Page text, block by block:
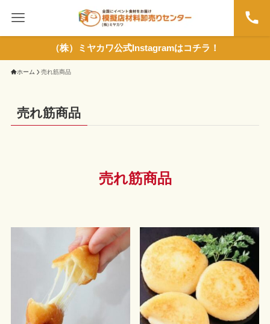
（株）ミヤカワ公式Instagramはコチラ！
ホーム 売れ筋商品
売れ筋商品
売れ筋商品